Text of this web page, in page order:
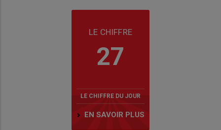
LE CHIFFRE
27
LE CHIFFRE DU JOUR
EN SAVOIR PLUS